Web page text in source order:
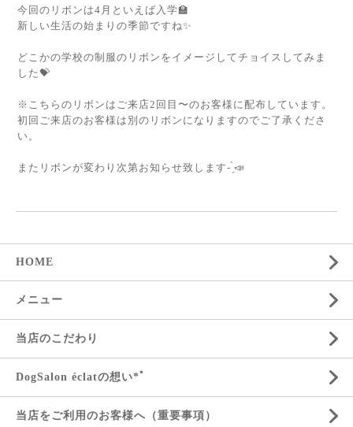
今回のリボンは4月といえば入学🏫
新しい生活の始まりの季節ですね✨
どこかの学校の制服のリボンをイメージしてチョイスしてみま
した💝
※こちらのリボンはご来店2回目〜のお客様に配布しています。
初回ご来店のお客様は別のリボンになりますのでご了承くださ
い。
またリボンが変わり次第お知らせ致します- ̗̀📣
HOME
メニュー
当店のこだわり
DogSalon éclatの想い*ﾟ
当店をご利用のお客様へ（重要事項）